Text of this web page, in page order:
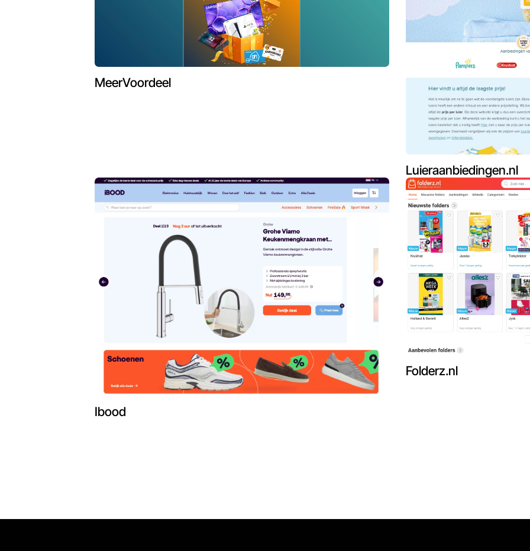
MeerVoordeel
Luieraanbiedingen.nl
Ibood
Folderz.nl